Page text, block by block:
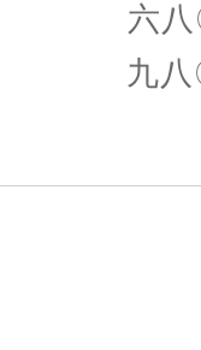
六八
九八